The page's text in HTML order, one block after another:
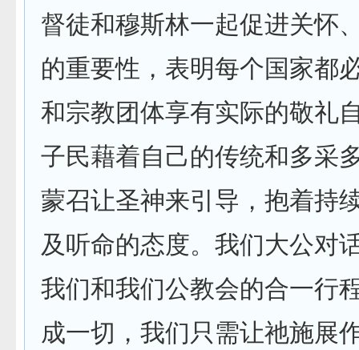
督徒和穆斯林一起促进关怀
的重要性，表明每个国家都
和宗教团体享有实际的敬礼
子民藉着自己的传统和多采
蒙召让圣神来引导，抱着持
及听命的态度。我们大公对
我们和我们公教会的合一行
成一切，我们只需让祂施展